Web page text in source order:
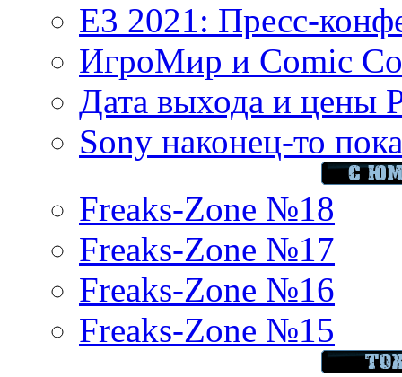
E3 2021: Пресс-
ИгроМир и Comic
Дата выхода и цены
Sony наконец-то
Freaks-Zone №18
Freaks-Zone №17
Freaks-Zone №16
Freaks-Zone №15